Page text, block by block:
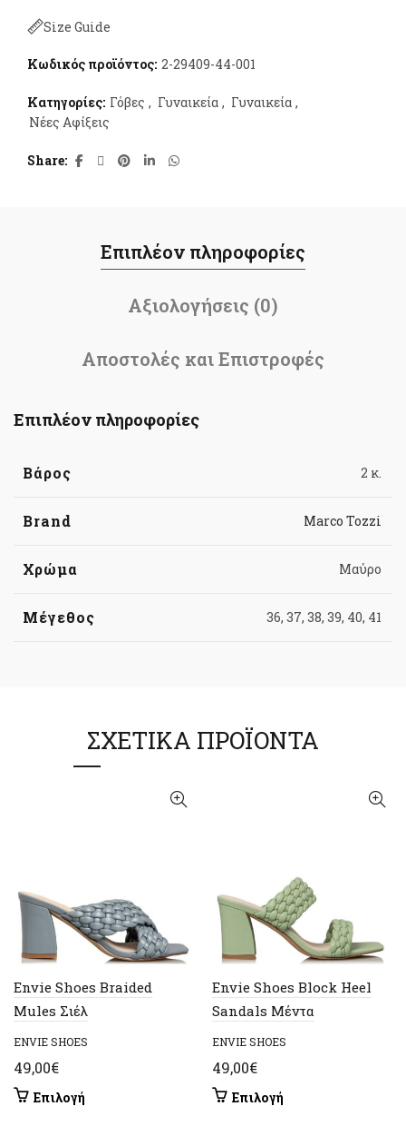
Size Guide
Κωδικός προϊόντος: 2-29409-44-001
Κατηγορίες: Γόβες , Γυναικεία , Γυναικεία ,
Νέες Αφίξεις
Share
Επιπλέον πληροφορίες
Αξιολογήσεις (0)
Αποστολές και Επιστροφές
Επιπλέον πληροφορίες
Βάρος 2 κ.
Brand Marco Tozzi
Χρώμα Μαύρο
Μέγεθος 36, 37, 38, 39, 40, 41
ΣΧΕΤΙΚΆ ΠΡΟΪΌΝΤΑ
Envie Shoes Braided
Mules Σιέλ
ENVIE SHOES
49,00€
Επιλογή
Envie Shoes Block Heel
Sandals Μέντα
ENVIE SHOES
49,00€
Επιλογή